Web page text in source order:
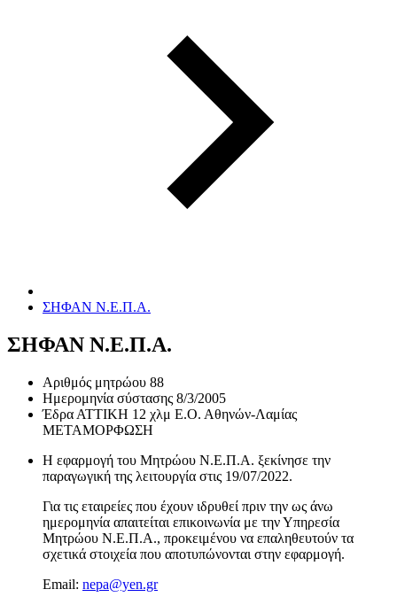
ΣΗΦΑΝ Ν.Ε.Π.Α.
ΣΗΦΑΝ Ν.Ε.Π.Α.
Αριθμός μητρώου 88
Ημερομηνία σύστασης 8/3/2005
Έδρα ΑΤΤΙΚΗ 12 χλμ Ε.Ο. Αθηνών-Λαμίας
ΜΕΤΑΜΟΡΦΩΣΗ
Η εφαρμογή του Μητρώου Ν.Ε.Π.Α. ξεκίνησε την
παραγωγική της λειτουργία στις 19/07/2022.
Για τις εταιρείες που έχουν ιδρυθεί πριν την ως άνω
ημερομηνία απαιτείται επικοινωνία με την Υπηρεσία
Μητρώου Ν.Ε.Π.Α., προκειμένου να επαληθευτούν τα
σχετικά στοιχεία που αποτυπώνονται στην εφαρμογή.
Email: nepa@yen.gr